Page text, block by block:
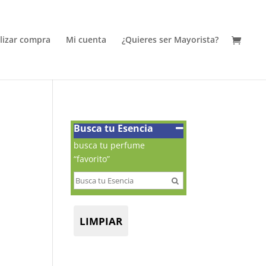
compra Mi cuenta ¿Quieres ser Mayorista?
Busca tu Esencia
busca tu perfume
“favorito”
LIMPIAR